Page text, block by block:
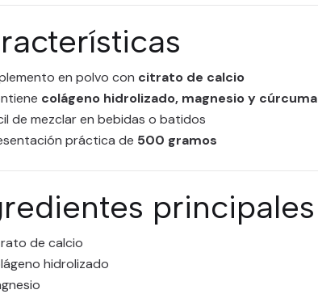
en polvo con citrato de calcio
colágeno hidrolizado, magnesio y cúrcuma
de mezclar en bebidas o batidos
práctica de 500 gramos
principales
de calcio
hidrolizado